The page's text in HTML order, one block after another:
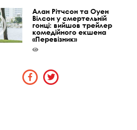
Алан Рітчсон та Оуен
Вілсон у смертельній
гонці: вийшов трейлер
комедійного екшена
«Перевізник»